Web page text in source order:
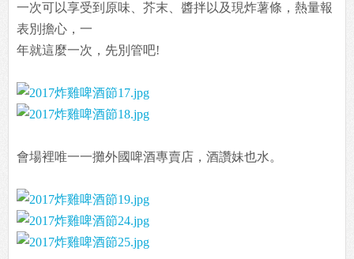
一次可以享受到原味、芥末、醬拌以及現炸薯條，熱量報
表別擔心，一
年就這麼一次，先別管吧!
會場裡唯一一攤外國啤酒專賣店，酒讚妹也水。